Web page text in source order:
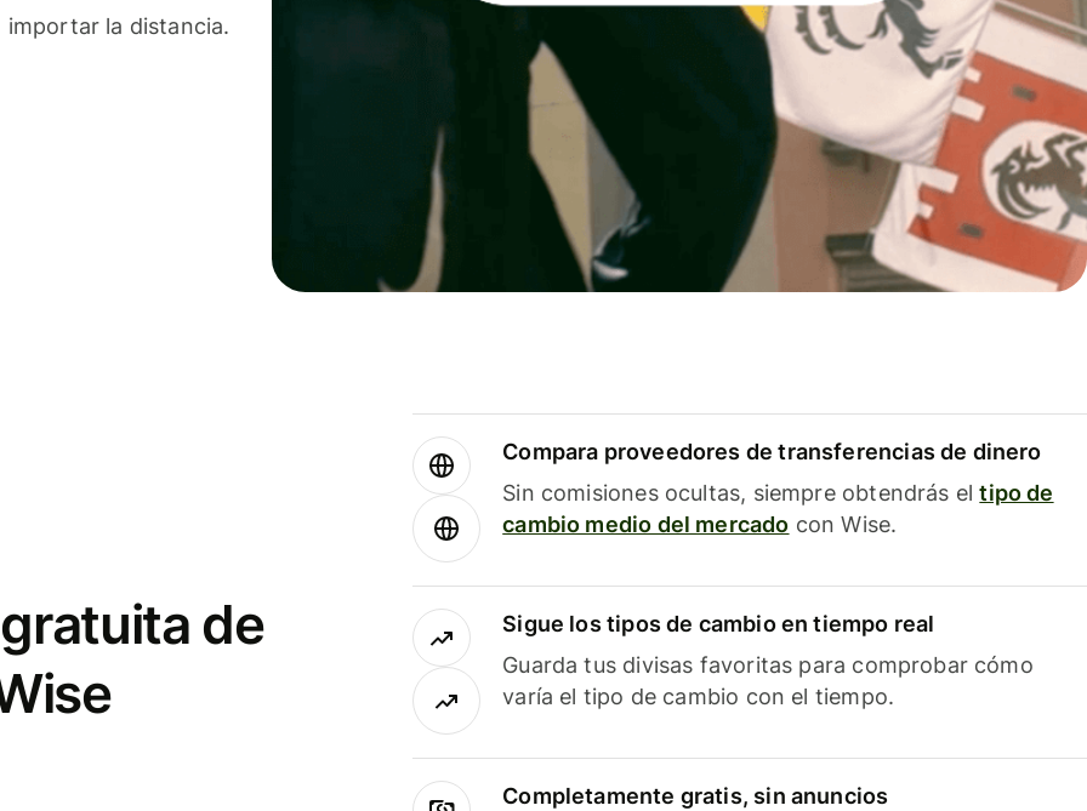
importar la distancia.
de
Compara proveedores de transferencias de dinero
Sin comisiones ocultas, siempre obtendrás eltipo de
cambio medio del mercado con Wise.
Sigue los tipos de cambio en tiempo real
Guarda tus divisas favoritas para comprobar cómo
varía el tipo de cambio con el tiempo.
Completamente gratis, sin anuncios